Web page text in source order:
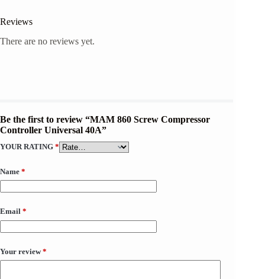
Reviews
There are no reviews yet.
Be the first to review “MAM 860 Screw Compressor
Controller Universal 40A”
YOUR RATING *
Name *
Email *
Your review*